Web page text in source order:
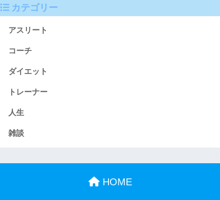
カテゴリー
アスリート
コーチ
ダイエット
トレーナー
人生
雑談
HOME